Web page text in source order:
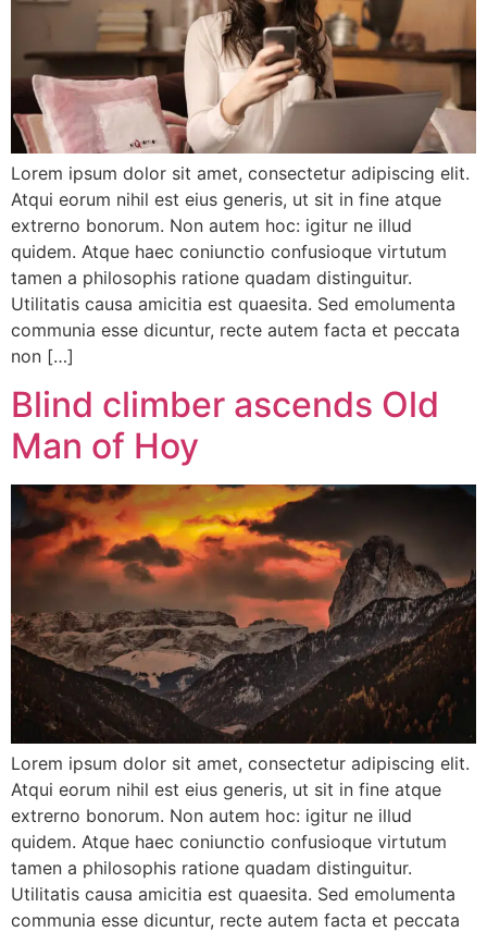
Lorem ipsum dolor sit amet, consectetur adipiscing elit.
Atqui eorum nihil est eius generis, ut sit in fine atque
extrerno bonorum. Non autem hoc: igitur ne illud
quidem. Atque haec coniunctio confusioque virtutum
tamen a philosophis ratione quadam distinguitur.
Utilitatis causa amicitia est quaesita. Sed emolumenta
communia esse dicuntur, recte autem facta et peccata
non […]
Blind climber ascends Old
Man of Hoy
Lorem ipsum dolor sit amet, consectetur adipiscing elit.
Atqui eorum nihil est eius generis, ut sit in fine atque
extrerno bonorum. Non autem hoc: igitur ne illud
quidem. Atque haec coniunctio confusioque virtutum
tamen a philosophis ratione quadam distinguitur.
Utilitatis causa amicitia est quaesita. Sed emolumenta
communia esse dicuntur, recte autem facta et peccata